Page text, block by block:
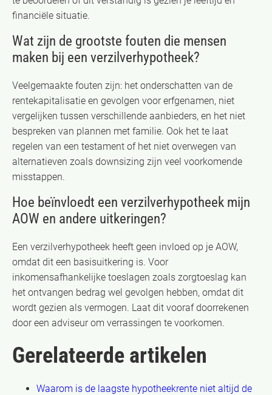
financiële situatie.
Wat zijn de grootste fouten die mensen
maken bij een verzilverhypotheek?
Veelgemaakte fouten zijn: het onderschatten van de
rentekapitalisatie en gevolgen voor erfgenamen, niet
vergelijken tussen verschillende aanbieders, en het niet
bespreken van plannen met familie. Ook het te laat
regelen van een testament of het niet overwegen van
alternatieven zoals downsizing zijn veel voorkomende
misstappen.
Hoe beïnvloedt een verzilverhypotheek mijn
AOW en andere uitkeringen?
Een verzilverhypotheek heeft geen invloed op je AOW,
omdat dit een basisuitkering is. Voor
inkomensafhankelijke toeslagen zoals zorgtoeslag kan
het ontvangen bedrag wel gevolgen hebben, omdat dit
wordt gezien als vermogen. Laat dit vooraf doorrekenen
door een adviseur om verrassingen te voorkomen.
Gerelateerde artikelen
Waarom is de laagste hypotheekrente niet altijd de